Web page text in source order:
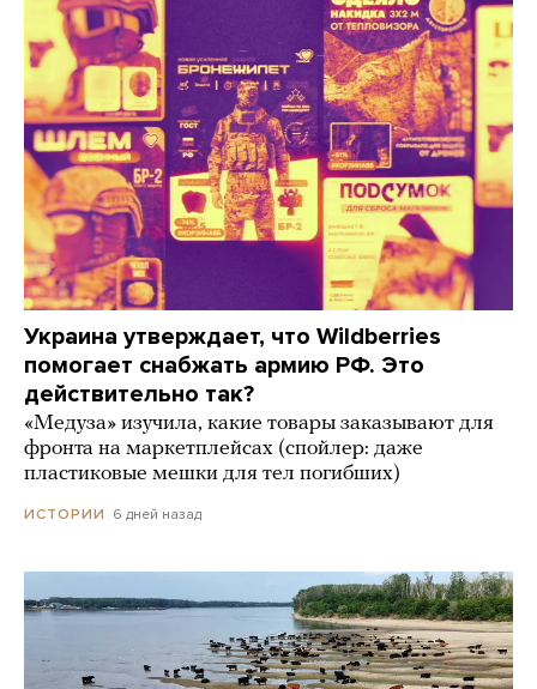
Украина утверждает, что Wildberries
помогает снабжать армию РФ. Это
действительно так?
«Медуза» изучила, какие товары заказывают для
фронта на маркетплейсах (спойлер: даже
пластиковые мешки для тел погибших)
ИСТОРИИ 6 дней назад